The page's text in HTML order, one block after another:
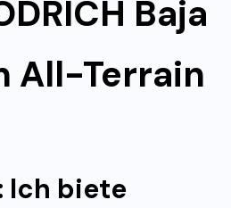
Baja
All-Terrain
Ich biete